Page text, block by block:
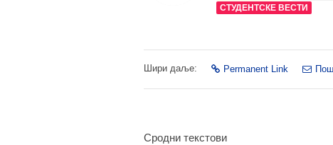
СТУДЕНТСКЕ ВЕСТИ
Шири даље: Permanent Link
Сродни текстови